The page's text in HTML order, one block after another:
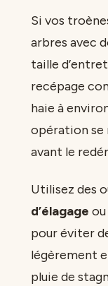
Si vos
arbres avec
taille
recépage
haie à
opération se
avant le
Utilisez des
d’élagage
pour éviter
légèrement
pluie de